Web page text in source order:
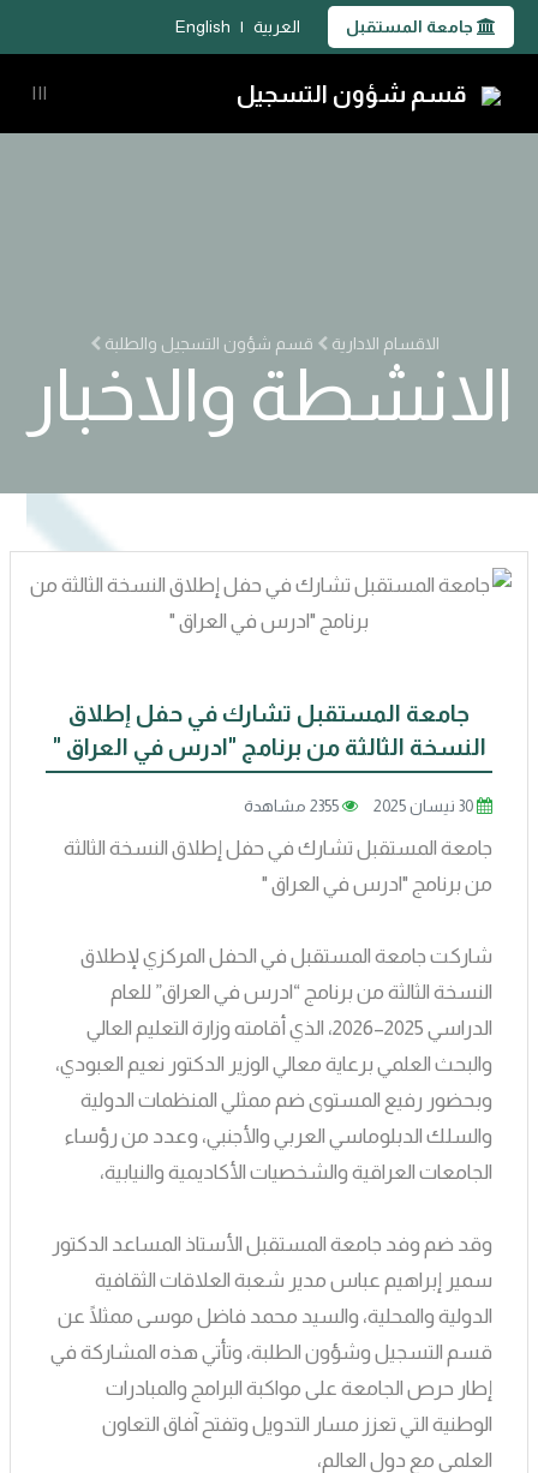
جامعة المستقبل العربية |
English
قسم شؤون التسجيل |||
الاقسام الادارية قسم شؤون التسجيل والطلبة
الانشطة والاخبار
جامعة المستقبل تشارك في حفل إطلاق
النسخة الثالثة من برنامج "ادرس في العراق "
30 نيسان 2025 2355 مشاهدة
جامعة المستقبل تشارك في حفل إطلاق النسخة الثالثة
من برنامج "ادرس في العراق "
شاركت جامعة المستقبل في الحفل المركزي لإطلاق
النسخة الثالثة من برنامج “ادرس في العراق” للعام
الدراسي 2025–2026، الذي أقامته وزارة التعليم العالي
والبحث العلمي برعاية معالي الوزير الدكتور نعيم العبودي،
وبحضور رفيع المستوى ضم ممثلي المنظمات الدولية
والسلك الدبلوماسي العربي والأجنبي، وعدد من رؤساء
الجامعات العراقية والشخصيات الأكاديمية والنيابية،
وقد ضم وفد جامعة المستقبل الأستاذ المساعد الدكتور
سمير إبراهيم عباس مدير شعبة العلاقات الثقافية
الدولية والمحلية، والسيد محمد فاضل موسى ممثلًا عن
قسم التسجيل وشؤون الطلبة، وتأتي هذه المشاركة في
إطار حرص الجامعة على مواكبة البرامج والمبادرات
الوطنية التي تعزز مسار التدويل وتفتح آفاق التعاون
العلمي مع دول العالم،